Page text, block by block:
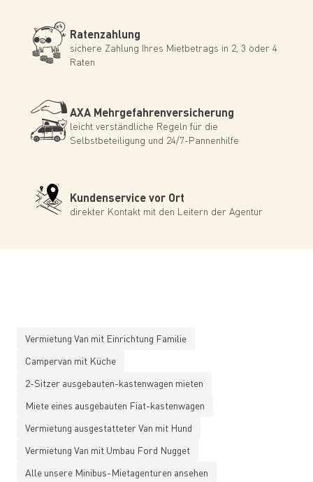
Ratenzahlung
sichere Zahlung Ihres Mietbetrags in 2, 3 oder 4
Raten
AXA Mehrgefahrenversicherung
leicht verständliche Regeln für die
Selbstbeteiligung und 24/7-Pannenhilfe
Kundenservice vor Ort
direkter Kontakt mit den Leitern der Agentur
Vermietung Van mit Einrichtung Familie
Campervan mit Küche
2-Sitzer ausgebauten-kastenwagen mieten
Miete eines ausgebauten Fiat-kastenwagen
Vermietung ausgestatteter Van mit Hund
Vermietung Van mit Umbau Ford Nugget
Alle unsere Minibus-Mietagenturen ansehen